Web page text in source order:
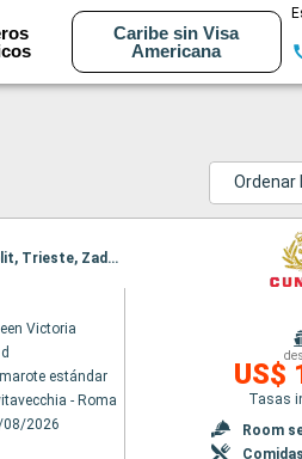
Caribe sin Visa
Americana
Ordenar
Itinerario : Civitavecchia - Roma, Messina (estrecho), Kefalonia, Corfú, Kotor, Split, Trieste, Zadar, Dubrovnik, La Valetta, Palma de Mallorca, Barcelona
Victoria
estándar
- Roma
2026
US$
Tasas
Room